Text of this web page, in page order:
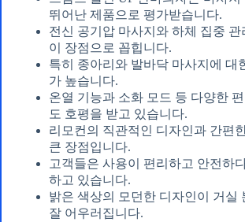
뛰어난 제품으로 평가받습니다.
전신 공기압 마사지와 하체 집중 관
이 장점으로 꼽힙니다.
특히 종아리와 발바닥 마사지에 대
가 높습니다.
온열 기능과 소화 모드 등 다양한
도 호평을 받고 있습니다.
리모컨의 직관적인 디자인과 간편
큰 장점입니다.
고객들은 사용이 편리하고 안전하
하고 있습니다.
밝은 색상의 모던한 디자인이 거실
잘 어우러집니다.